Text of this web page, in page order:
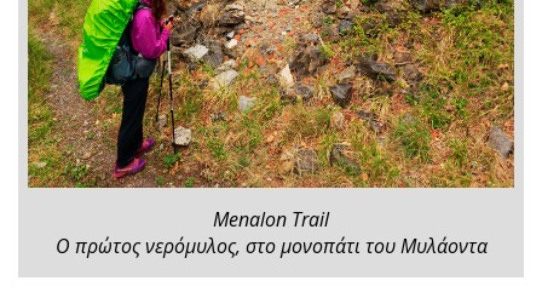
Menalon Trail
Ο πρώτος νερόμυλος, στο μονοπάτι του Μυλάοντα